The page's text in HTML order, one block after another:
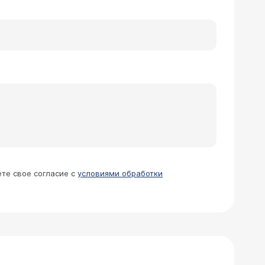
утрам у нее опухают руки и ноги,
свое согласие сусловиями обработки